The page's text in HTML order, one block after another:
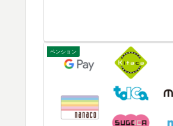
ペンション